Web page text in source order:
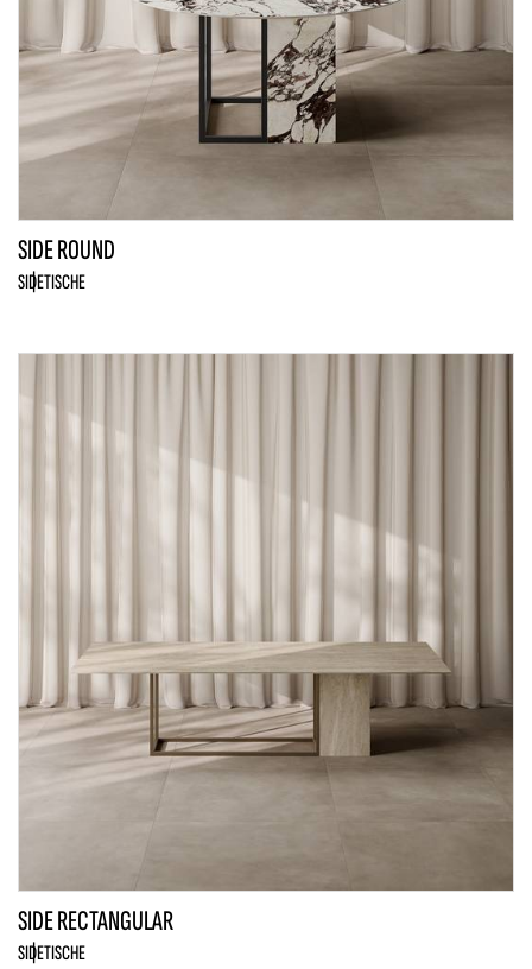
SIDE ROUND
SIDETISCHE
SIDE RECTANGULAR
SIDETISCHE